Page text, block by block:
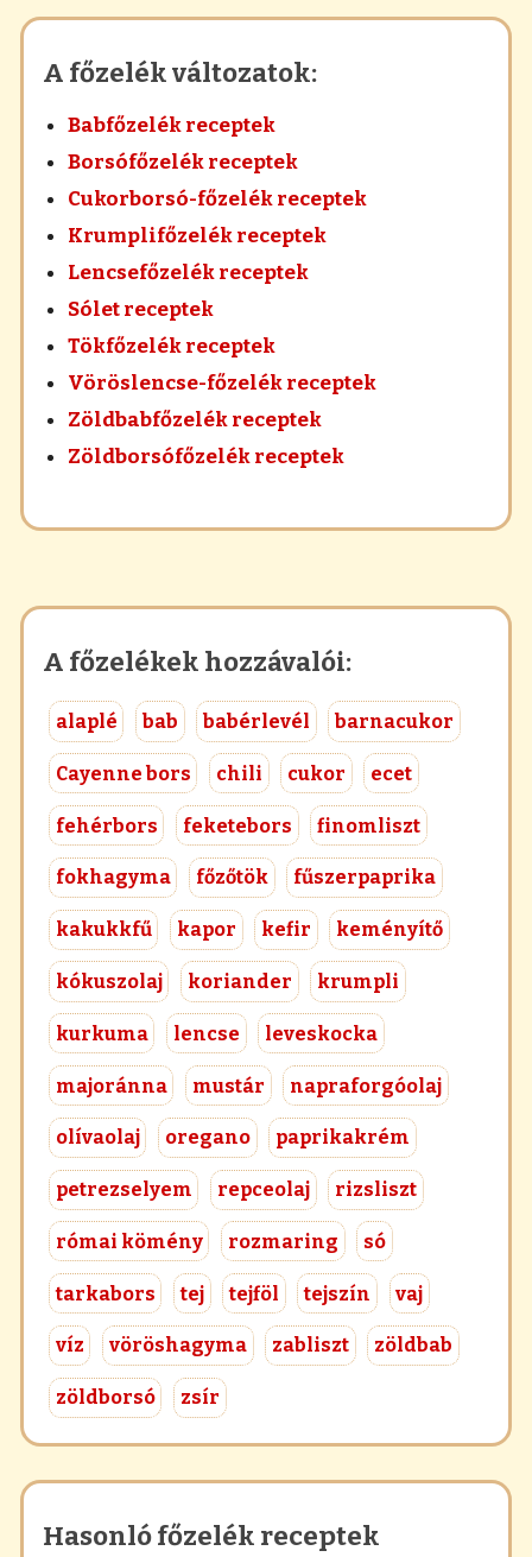
A főzelék változatok:
Babfőzelék receptek
Borsófőzelék receptek
Cukorborsó-főzelék receptek
Krumplifőzelék receptek
Lencsefőzelék receptek
Sólet receptek
Tökfőzelék receptek
Vöröslencse-főzelék receptek
Zöldbabfőzelék receptek
Zöldborsófőzelék receptek
A főzelékek hozzávalói:
alaplé bab babérlevél barnacukor
Cayenne bors chili cukor ecet
fehérbors feketebors finomliszt
fokhagyma főzőtök fűszerpaprika
kakukkfű kapor kefir keményítő
kókuszolaj koriander krumpli
kurkuma lencse leveskocka
majoránna mustár napraforgóolaj
olívaolaj oregano paprikakrém
petrezselyem repceolaj rizsliszt
római kömény rozmaring só
tarkabors tej tejföl tejszín vaj
víz vöröshagyma zabliszt zöldbab
zöldborsó zsír
Hasonló főzelék receptek